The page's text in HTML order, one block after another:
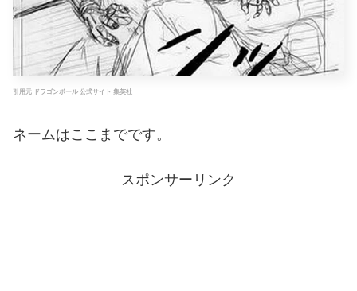
引用元 ドラゴンボール 公式サイト 集英社
ネームはここまでです。
スポンサーリンク